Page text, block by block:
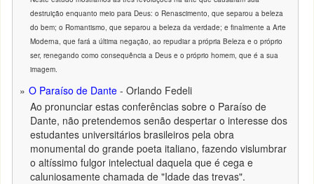
destruição enquanto meio para Deus: o Renascimento, que separou a beleza
do bem; o Romantismo, que separou a beleza da verdade; e finalmente a Arte
Moderna, que fará a última negação, ao repudiar a própria Beleza e o próprio
ser, renegando como consequência a Deus e o próprio homem, que é a sua
imagem.
O Paraíso de Dante - Orlando Fedeli
Ao pronunciar estas conferências sobre o Paraíso de
Dante, não pretendemos senão despertar o interesse dos
estudantes universitários brasileiros pela obra
monumental do grande poeta italiano, fazendo vislumbrar
o altíssimo fulgor intelectual daquela que é cega e
caluniosamente chamada de "Idade das trevas".